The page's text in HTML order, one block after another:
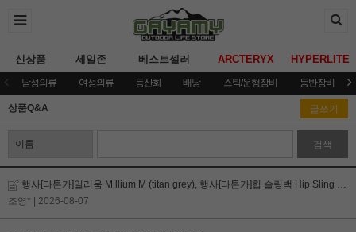
신상품 세일존 베스트셀러 ARCTERYX HYPERLITE
남성의류 여성의류 등산화 배낭 스틱/운행장비 등반장비
상품Q&A 글쓰기
검색
행사[타톤카]일리움 M llium M (titan grey), 행사[타톤카]힙 슬링백 Hip Sling Pack 재고 질문!
조영*
| 2026-08-07